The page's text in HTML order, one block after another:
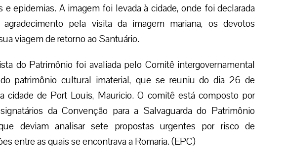
epidemias. A imagem foi levada à cidade, onde foi declarada
agradecimento pela visita da imagem mariana, os devotos
viagem de retorno ao Santuário.
do Patrimônio foi avaliada pelo Comitê intergovernamental
patrimônio cultural imaterial, que se reuniu do dia 26 de
cidade de Port Louis, Mauricio. O comitê está composto por
da Convenção para a Salvaguarda do Patrimônio
deviam analisar sete propostas urgentes por risco de
entre as quais se encontrava a Romaria. (EPC)